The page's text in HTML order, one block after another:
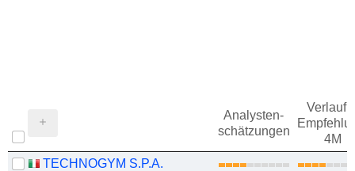
Analysten-
schätzungen
Verlauf
4M
TECHNOGYM S.P.A.